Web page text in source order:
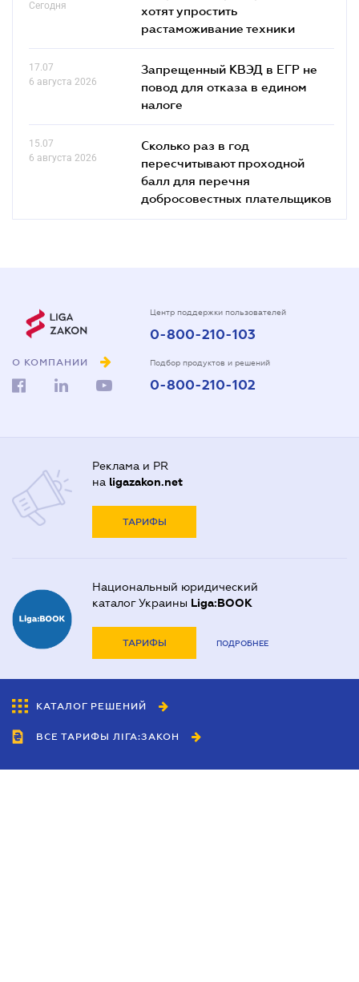
Сегодня
хотят упростить
растаможивание техники
17.07
6 августа 2026
Запрещенный КВЭД в ЕГР не
повод для отказа в едином
налоге
15.07
6 августа 2026
Сколько раз в год
пересчитывают проходной
балл для перечня
добросовестных плательщиков
О КОМПАНИИ
Центр поддержки пользователей
0-800-210-103
Подбор продуктов и решений
0-800-210-102
Реклама и PR
на ligazakon.net
ТАРИФЫ
Национальный юридический
каталог Украины Liga:BOOK
ТАРИФЫ ПОДРОБНЕЕ
КАТАЛОГ РЕШЕНИЙ
ВСЕ ТАРИФЫ ЛІГА:ЗАКОН